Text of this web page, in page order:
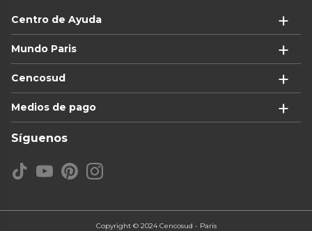
Centro de Ayuda
Mundo Paris
Cencosud
Medios de pago
Síguenos
Copyright © 2024 Cencosud - Paris